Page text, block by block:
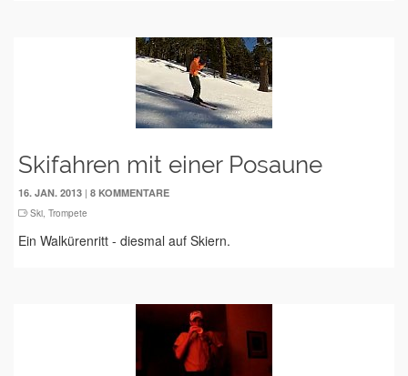
Skifahren mit einer Posaune
16. JAN. 2013 | 8 KOMMENTARE
Ski, Trompete
Ein Walkürenritt - diesmal auf Skiern.